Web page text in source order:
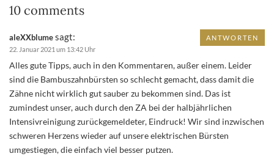
10 comments
aleXXblumesagt:
22. Januar 2021 um 13:42 Uhr
Alles gute Tipps, auch in den Kommentaren, außer einem. Leider
sind die Bambuszahnbürsten so schlecht gemacht, dass damit die
Zähne nicht wirklich gut sauber zu bekommen sind. Das ist
zumindest unser, auch durch den ZA bei der halbjährlichen
Intensivreinigung zurückgemeldeter, Eindruck! Wir sind inzwischen
schweren Herzens wieder auf unsere elektrischen Bürsten
umgestiegen, die einfach viel besser putzen.
ANTWORTEN